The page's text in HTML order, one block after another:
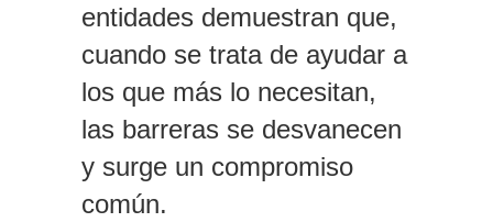
entidades demuestran que,
cuando se trata de ayudar a
los que más lo necesitan,
las barreras se desvanecen
y surge un compromiso
común.